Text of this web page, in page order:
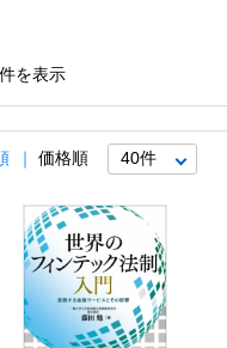
を表示
価格順